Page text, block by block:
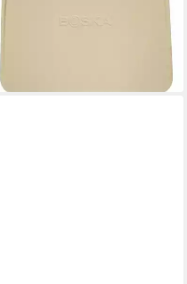
33,05 €
lieferbar - in 2-3 Werktagen bei dir